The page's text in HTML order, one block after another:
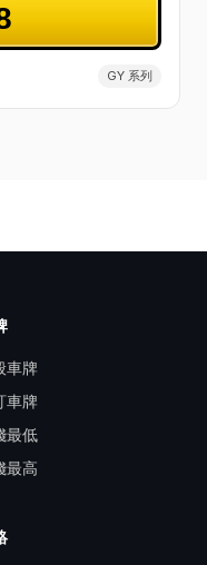
GY 系列
車牌
車牌
最低
最高